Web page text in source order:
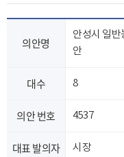
의안명
안성시 일반
안
대수 8
의안 번호 4537
대표 발의자 시장